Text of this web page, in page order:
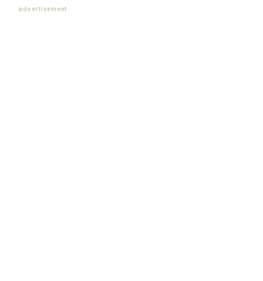
advertisement